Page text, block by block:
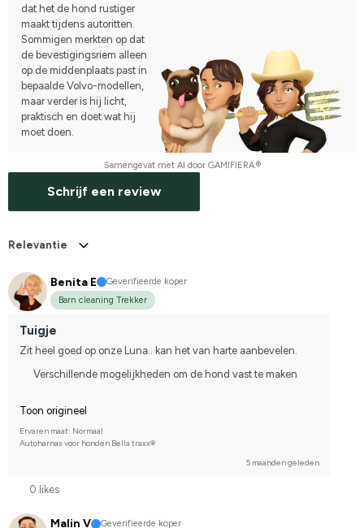
dat het de hond rustiger
maakt tijdens autoritten.
Sommigen merkten op dat
de bevestigingsriem alleen
op de middenplaats past in
bepaalde Volvo-modellen,
maar verder is hij licht,
praktisch en doet wat hij
moet doen.
Samengevat met AI door GAMIFIERA.®
Schrijf een review
Relevantie
Benita E
Geverifieerde koper
Barn cleaning Trekker
Tuigje
Zit heel goed op onze Luna.. kan het van harte aanbevelen.
Verschillende mogelijkheden om de hond vast te maken
Toon origineel
Ervaren maat: Normaal
Autoharnas voor honden Bella traxx®
5 maanden geleden
0 likes
Malin V Geverifieerde koper